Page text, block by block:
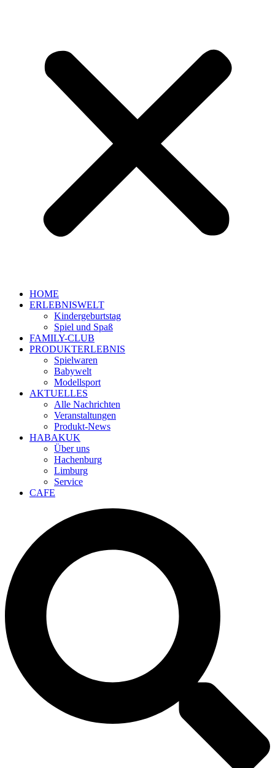
HOME
ERLEBNISWELT
Kindergeburtstag
Spiel und Spaß
FAMILY-CLUB
PRODUKTERLEBNIS
Spielwaren
Babywelt
Modellsport
AKTUELLES
Alle Nachrichten
Veranstaltungen
Produkt-News
HABAKUK
Über uns
Hachenburg
Limburg
Service
CAFE